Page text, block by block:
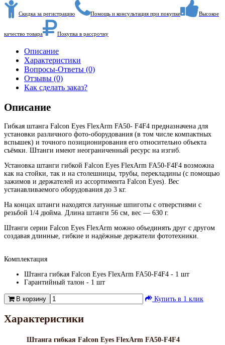
Скидка за регистрацию Помощь и консультация при покупке Высокое
качество товара Покупка в рассрочку
Описание
Характеристики
Вопросы-Ответы (0)
Отзывы (0)
Как сделать заказ?
Описание
Гибкая штанга Falcon Eyes FlexArm FA50- F4F4 предназначена для
установки различного фото-оборудования (в том числе компактных
вспышек) и точного позиционирования его относительно объекта
съёмки. Штанги имеют неограниченный ресурс на изгиб.
Установка штанги гибкой Falcon Eyes FlexArm FA50-F4F4 возможна
как на стойки, так и на столешницы, трубы, перекладины (с помощью
зажимов и держателей из ассортимента Falcon Eyes). Вес
устанавливаемого оборудования до 3 кг.
На концах штанги находятся латунные шпиготы с отверстиями с
резьбой 1/4 дюйма. Длина штанги 56 см, вес — 630 г.
Штанги серии Falcon Eyes FlexArm можно объединять друг с другом
создавая длинные, гибкие и надёжные держатели фототехники.
Комплектация
Штанга гибкая Falcon Eyes FlexArm FA50-F4F4 - 1 шт
Гарантийный талон - 1 шт
В корзину Купить в 1 клик
Характеристики
Штанга гибкая Falcon Eyes FlexArm FA50-F4F4